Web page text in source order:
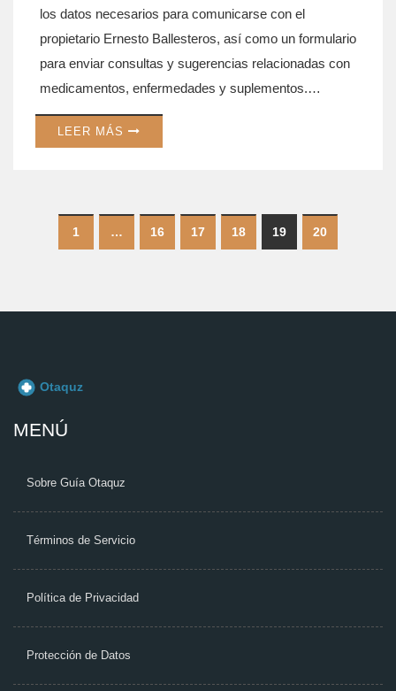
los datos necesarios para comunicarse con el
propietario Ernesto Ballesteros, así como un formulario
para enviar consultas y sugerencias relacionadas con
medicamentos, enfermedades y suplementos.
Nuestro objetivo es ofrecer atención personalizada y
resolver sus dudas sobre salud y tratamientos
LEER MÁS
1 … 16 17 18 19 20
MENÚ
Sobre Guía Otaquz
Términos de Servicio
Política de Privacidad
Protección de Datos